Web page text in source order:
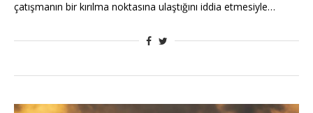
çatışmanın bir kırılma noktasına ulaştığını iddia etmesiyle…